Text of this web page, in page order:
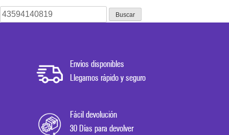
Buscar:
Envíos disponibles
Llegamos rápido y seguro
Fácil devolución
30 Días para devolver